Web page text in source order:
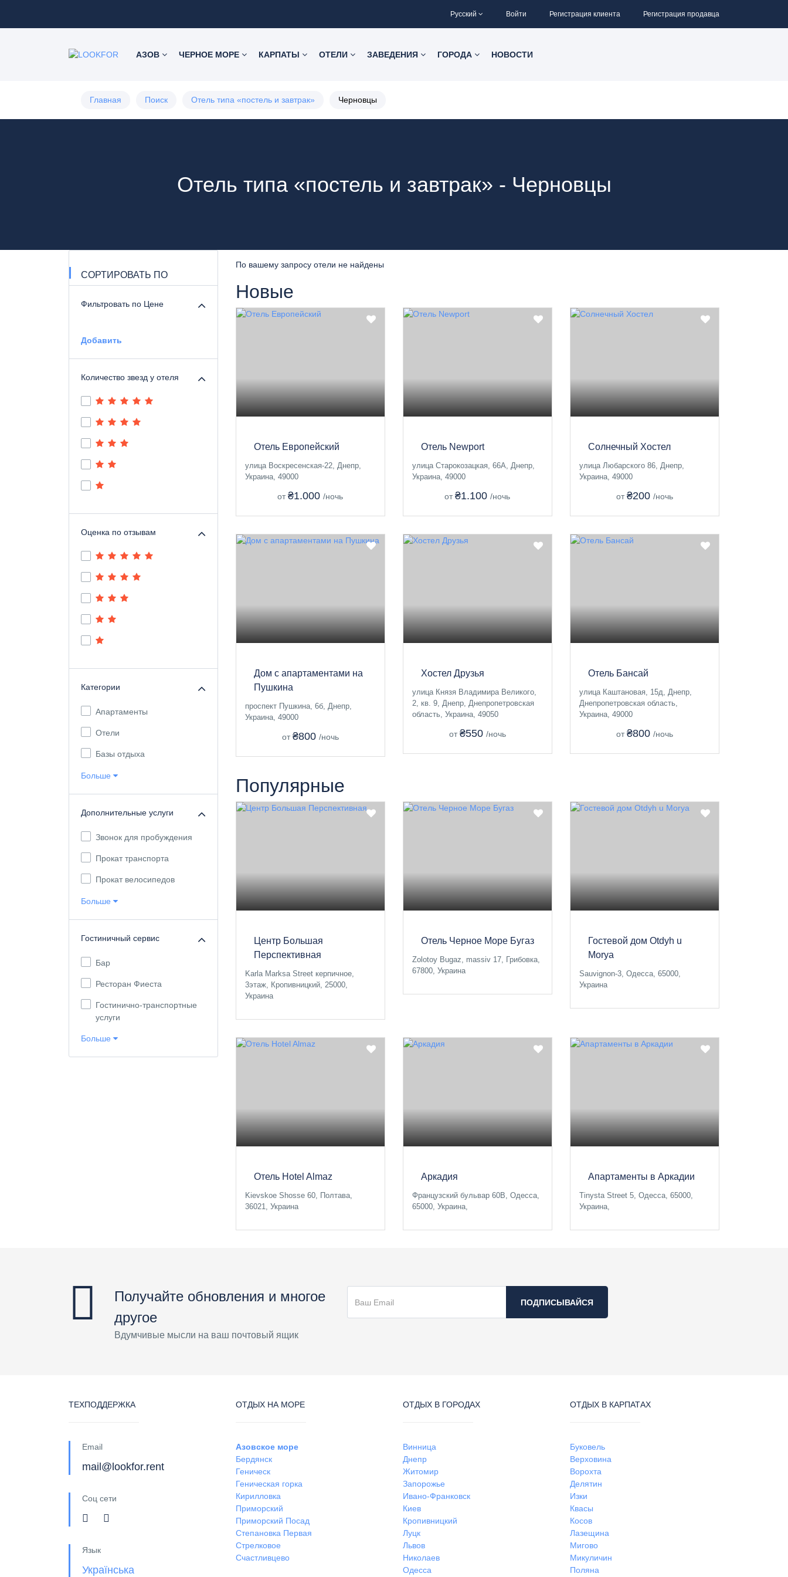
Русский Войти Регистрация клиента Регистрация продавца
АЗОВ ЧЕРНОЕ МОРЕ КАРПАТЫ ОТЕЛИ ЗАВЕДЕНИЯ ГОРОДА НОВОСТИ
Главная Поиск Отель типа «постель и завтрак» Черновцы
Отель типа «постель и завтрак» - Черновцы
СОРТИРОВАТЬ ПО
Фильтровать по Цене
Добавить
Количество звезд у отеля
Оценка по отзывам
Категории
Апартаменты
Отели
Базы отдыха
Больше
Дополнительные услуги
Звонок для пробуждения
Прокат транспорта
Прокат велосипедов
Больше
Гостиничный сервис
Бар
Ресторан Фиеста
Гостинично-транспортные
услуги
Больше
По вашему запросу отели не найдены
Новые
Отель Европейский
улица Воскресенская-22, Днепр,
Украина, 49000
от ₴1.000/ночь
Отель Newport
улица Старокозацкая, 66А, Днепр,
Украина, 49000
от ₴1.100/ночь
Солнечный Хостел
улица Любарского 86, Днепр,
Украина, 49000
от ₴200 /ночь
Дом с апартаментами на
Пушкина
проспект Пушкина, 6б, Днепр,
Украина, 49000
от ₴800 /ночь
Хостел Друзья
улица Князя Владимира Великого,
2, кв. 9, Днепр, Днепропетровская
область, Украина, 49050
от ₴550 /ночь
Отель Бансай
улица Каштановая, 15д, Днепр,
Днепропетровская область,
Украина, 49000
от ₴800 /ночь
Популярные
Центр Большая
Перспективная
Karla Marksa Street керпичное,
3этаж, Кропивницкий, 25000,
Украина
Отель Черное Море Бугаз
Zolotoy Bugaz, massiv 17, Грибовка,
67800, Украина
Гостевой дом Otdyh u
Morya
Sauvignon-3, Одесса, 65000,
Украина
Отель Hotel Almaz
Kievskoe Shosse 60, Полтава,
36021, Украина
Аркадия
Французский бульвар 60В, Одесса,
65000, Украина,
Апартаменты в Аркадии
Tinysta Street 5, Одесса, 65000,
Украина,
Получайте обновления и многое
другое
Вдумчивые мысли на ваш почтовый ящик
ПОДПИСЫВАЙСЯ
ТЕХПОДДЕРЖКА
Email
mail@lookfor.rent
Соц сети
Язык
Українська
ОТДЫХ НА МОРЕ
Азовское море
Бердянск
Геническ
Геническая горка
Кирилловка
Приморский
Приморский Посад
Степановка Первая
Стрелковое
Счастливцево
ОТДЫХ В ГОРОДАХ
Винница
Днепр
Житомир
Запорожье
Ивано-Франковск
Киев
Кропивницкий
Луцк
Львов
Николаев
Одесса
ОТДЫХ В КАРПАТАХ
Буковель
Верховина
Ворохта
Делятин
Изки
Квасы
Косов
Лазещина
Мигово
Микуличин
Поляна